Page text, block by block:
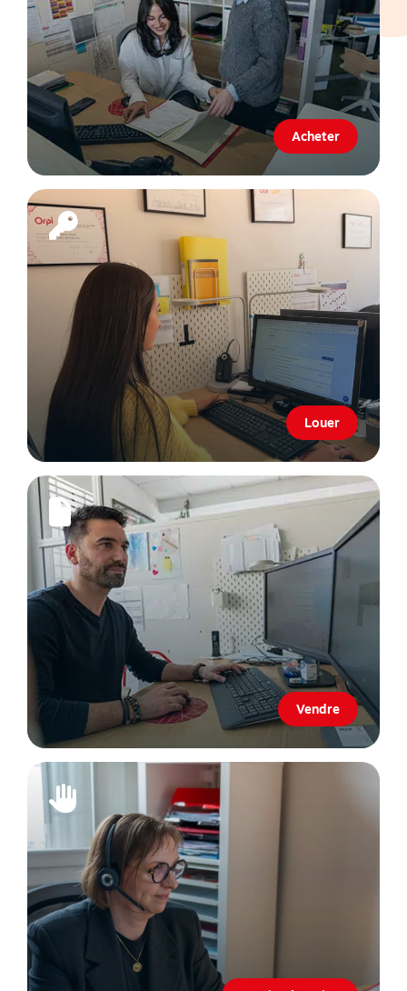
Acheter
Louer
Vendre